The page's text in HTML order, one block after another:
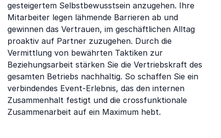
gesteigertem Selbstbewusstsein anzugehen. Ihre
Mitarbeiter legen lähmende Barrieren ab und
gewinnen das Vertrauen, im geschäftlichen Alltag
proaktiv auf Partner zuzugehen. Durch die
Vermittlung von bewährten Taktiken zur
Beziehungsarbeit stärken Sie die Vertriebskraft des
gesamten Betriebs nachhaltig. So schaffen Sie ein
verbindendes Event-Erlebnis, das den internen
Zusammenhalt festigt und die crossfunktionale
Zusammenarbeit auf ein Maximum hebt.